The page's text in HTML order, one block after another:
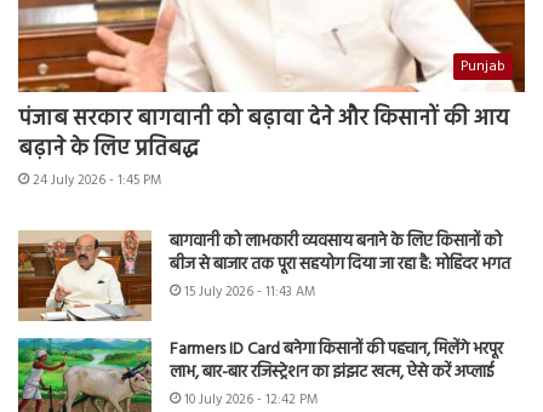
Punjab
पंजाब सरकार बागवानी को बढ़ावा देने और किसानों की आय
बढ़ाने के लिए प्रतिबद्ध
24 July 2026 - 1:45 PM
बागवानी को लाभकारी व्यवसाय बनाने के लिए किसानों को
बीज से बाजार तक पूरा सहयोग दिया जा रहा है: मोहिंदर भगत
15 July 2026 - 11:43 AM
Farmers ID Card बनेगा किसानों की पहचान, मिलेंगे भरपूर
लाभ, बार-बार रजिस्ट्रेशन का झंझट खत्म, ऐसे करें अप्लाई
10 July 2026 - 12:42 PM